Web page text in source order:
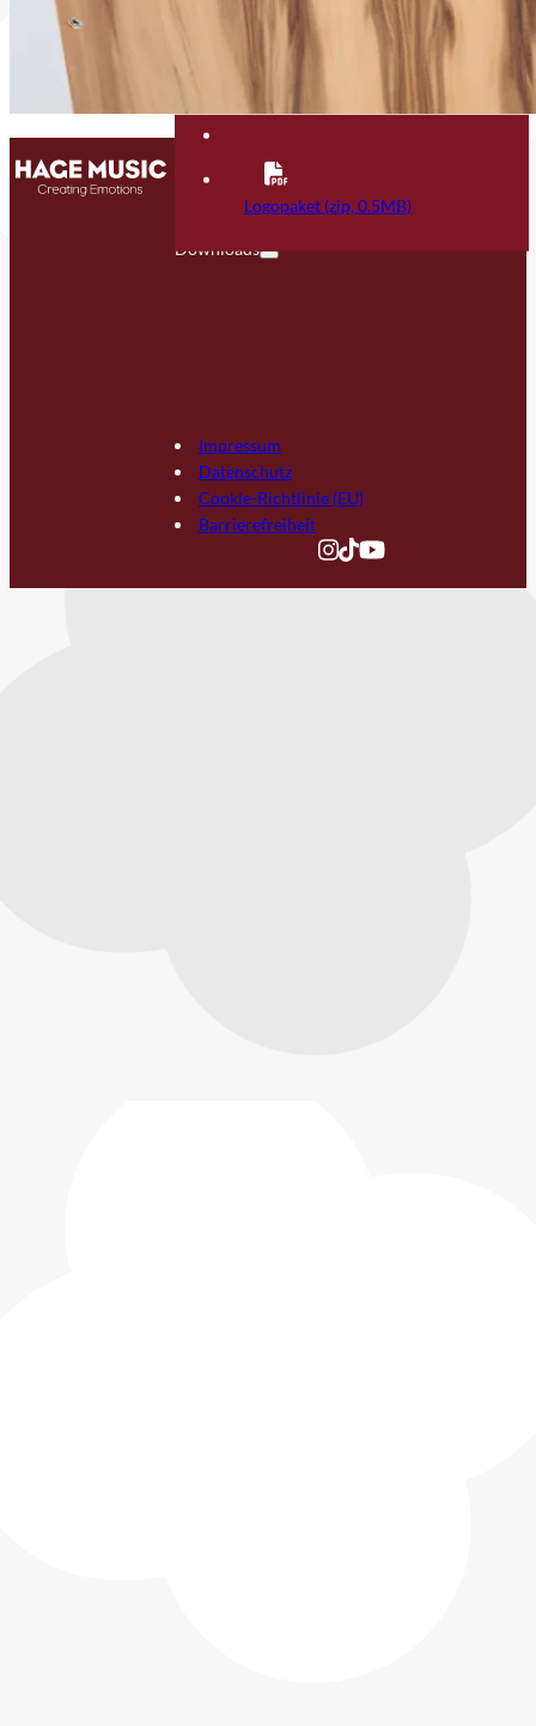
Downloads
Logopaket (zip, 0.5MB)
Impressum
Datenschutz
Cookie-Richtlinie (EU)
Barrierefreiheit